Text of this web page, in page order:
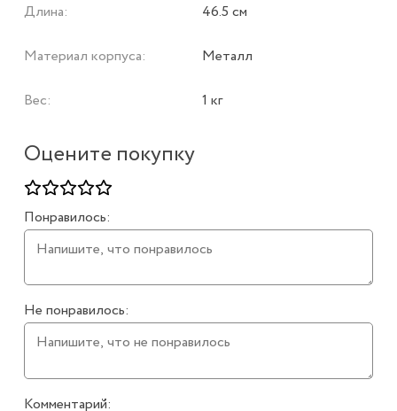
Оцените покупку
Понравилось:
Не понравилось:
Комментарий:
Длина: 46.5 см
Материал корпуса: Металл
Вес: 1 кг